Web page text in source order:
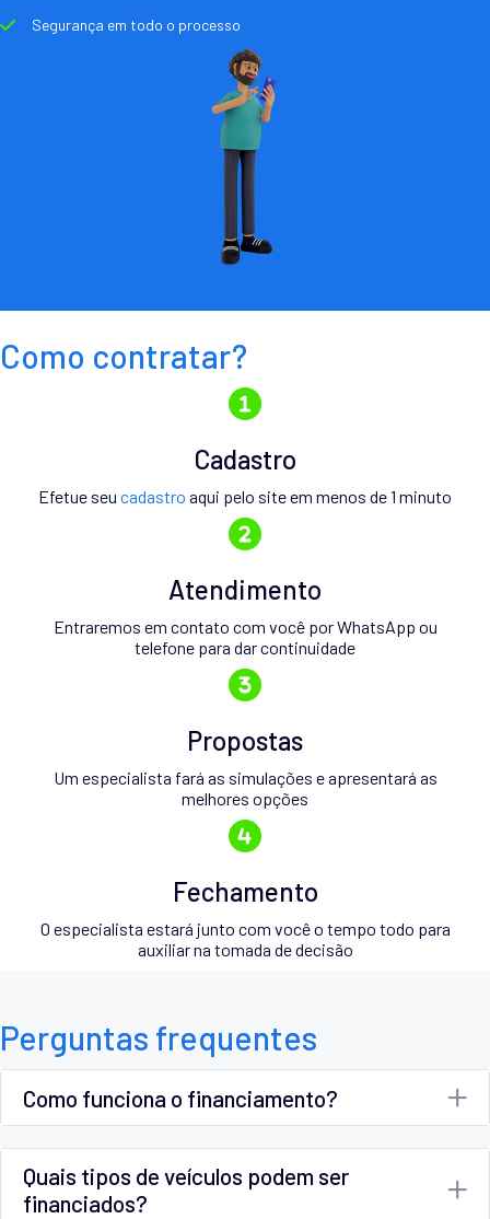
Segurança em todo o processo
Como contratar?
Cadastro
Efetue seu cadastro aqui pelo site em menos de 1 minuto
Atendimento
Entraremos em contato com você por WhatsApp ou
telefone para dar continuidade
Propostas
Um especialista fará as simulações e apresentará as
melhores opções
Fechamento
O especialista estará junto com você o tempo todo para
auxiliar na tomada de decisão
Perguntas frequentes
Como funciona o financiamento?
Quais tipos de veículos podem ser
financiados?